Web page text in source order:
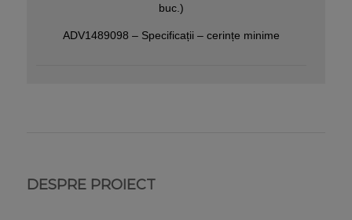
buc.)
ADV1489098 – Specificații – cerințe minime
DESPRE PROIECT